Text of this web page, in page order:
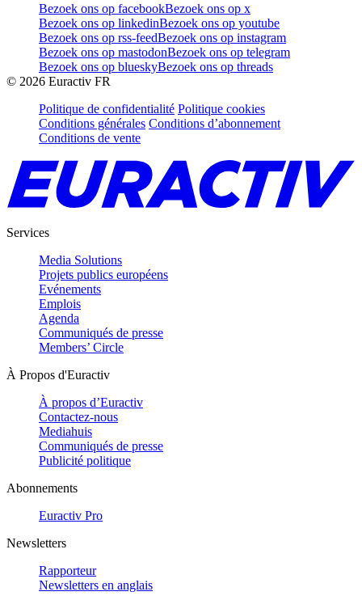
Bezoek ons op facebookBezoek ons op x
Bezoek ons op linkedinBezoek ons op youtube
Bezoek ons op rss-feedBezoek ons op instagram
Bezoek ons op mastodonBezoek ons op telegram
Bezoek ons op blueskyBezoek ons op threads
© 2026 Euractiv FR
Politique de confidentialité Politique cookies
Conditions générales Conditions d’abonnement
Conditions de vente
Services
Media Solutions
Projets publics européens
Evénements
Emplois
Agenda
Communiqués de presse
Members’ Circle
À Propos d'Euractiv
À propos d’Euractiv
Contactez-nous
Mediahuis
Communiqués de presse
Publicité politique
Abonnements
Euractiv Pro
Newsletters
Rapporteur
Newsletters en anglais